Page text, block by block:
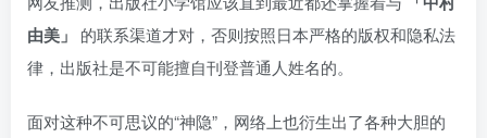
由美」
的联系渠道才对，否则按照日本严格的版权和隐私法
律，出版社是不可能擅自刊登普通人姓名的。
面对这种不可思议的“神隐”，网络上也衍生出了各种大胆的